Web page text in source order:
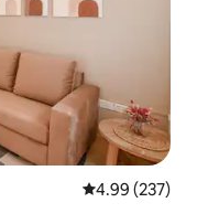
平均评分 4.99
4.99 (237)